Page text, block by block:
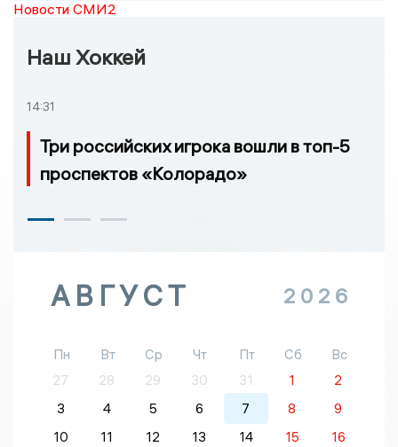
Новости СМИ2
Наш Хоккей
14:31
Три российских игрока вошли в топ-5
проспектов «Колорадо»
АВГУСТ 2026
Пн Вт Ср Чт Пт Сб
Вс
27
28 29 30 31 1
2
3
4 5 6 7 8
9
10
11 12 13 14 15
16